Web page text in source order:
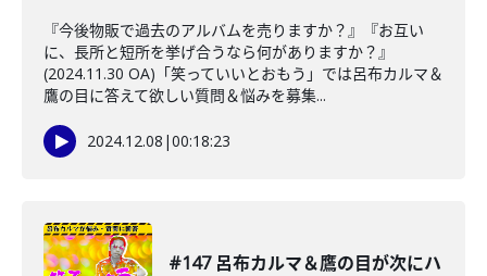
『今後物販で過去のアルバムを売りますか？』『お互い
に、長所と短所を挙げ合うなら何がありますか？』
(2024.11.30 OA)「笑っていいとおもう」では呂布カルマ＆
鷹の目に答えて欲しい質問＆悩みを募集...
2024.12.08 |00:18:23
#147 呂布カルマ＆鷹の目が次にハ